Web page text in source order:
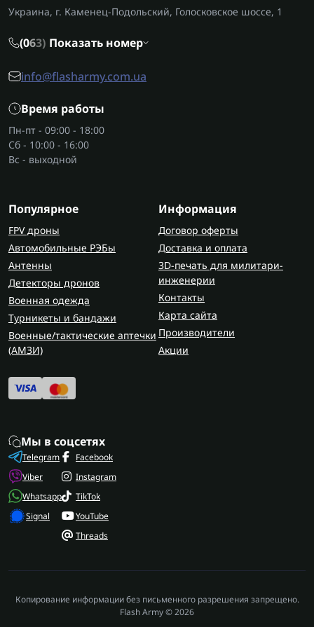
Украина, г. Каменец-Подольский, Голосковское шоссе, 1
(063) Показать номер
info@flasharmy.com.ua
Время работы
Пн-пт - 09:00 - 18:00
Сб - 10:00 - 16:00
Вс - выходной
Популярное
FPV дроны
Автомобильные РЭБы
Антенны
Детекторы дронов
Военная одежда
Турникеты и бандажи
Военные/тактические аптечки
(AMЗИ)
Информация
Договор оферты
Доставка и оплата
3D-печать для милитари-
инженерии
Контакты
Карта сайта
Производители
Акции
Мы в соцсетях
Telegram
Viber
Whatsapp
Signal
Facebook
Instagram
TikTok
YouTube
Threads
Копирование информации без письменного разрешения запрещено.
Flash Army © 2026